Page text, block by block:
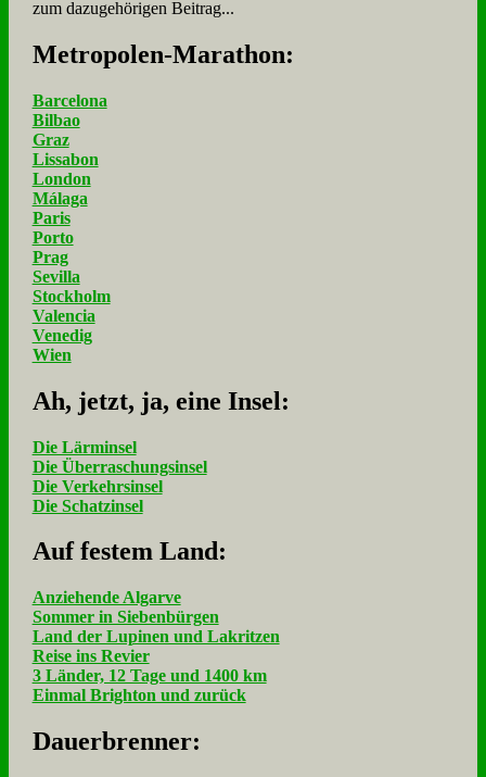
zum dazugehörigen Beitrag...
Me­tro­po­len-Ma­ra­thon:
Barcelona
Bilbao
Graz
Lissabon
London
Málaga
Paris
Porto
Prag
Sevilla
Stockholm
Valencia
Venedig
Wien
Ah, jetzt, ja, ei­ne In­sel:
Die Lärminsel
Die Überraschungsinsel
Die Verkehrsinsel
Die Schatzinsel
Auf fe­stem Land:
Anziehende Algarve
Sommer in Siebenbürgen
Land der Lupinen und Lakritzen
Reise ins Revier
3 Länder, 12 Tage und 1400 km
Einmal Brighton und zurück
Dau­er­bren­ner: